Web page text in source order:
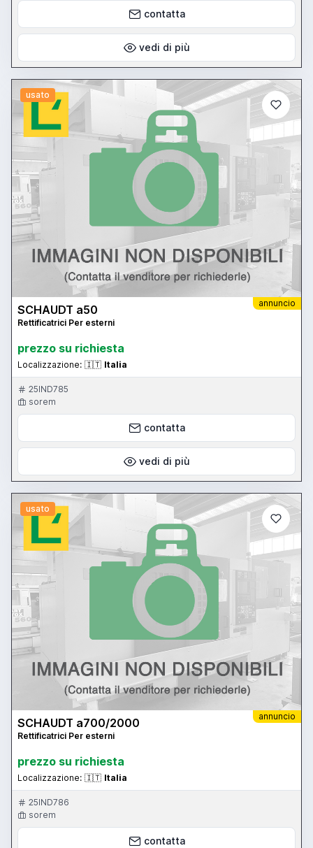
contatta
vedi di più
usato
annuncio
SCHAUDT a50
Rettificatrici Per esterni
prezzo su richiesta
Localizzazione: 🇮🇹 Italia
25IND785
sorem
contatta
vedi di più
usato
annuncio
SCHAUDT a700/2000
Rettificatrici Per esterni
prezzo su richiesta
Localizzazione: 🇮🇹 Italia
25IND786
sorem
contatta